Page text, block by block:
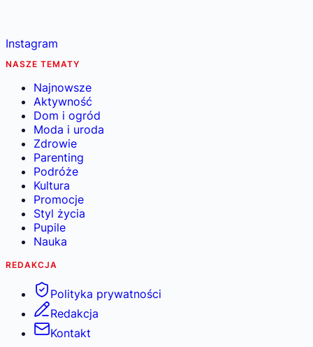
Instagram
NASZE TEMATY
Najnowsze
Aktywność
Dom i ogród
Moda i uroda
Zdrowie
Parenting
Podróże
Kultura
Promocje
Styl życia
Pupile
Nauka
REDAKCJA
Polityka prywatności
Redakcja
Kontakt